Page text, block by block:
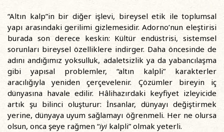
“Altın kalp”in bir diğer işlevi, bireysel etik ile toplumsal
yapı arasındaki gerilimi gizlemesidir. Adorno’nun eleştirisi
burada son derece keskin: Kültür endüstrisi, sistemsel
sorunları bireysel özelliklere indirger. Daha öncesinde de
adını andığımız yoksulluk, adaletsizlik ya da yabancılaşma
gibi yapısal problemler, “altın kalpli” karakterler
aracılığıyla yeniden çerçevelenir. Çözümler bireyin iç
dünyasına havale edilir. Hâlihazırdaki keyfiyet izleyicide
artık şu bilinci oluşturur: İnsanlar, dünyayı değiştirmek
yerine, dünyaya uyum sağlamayı öğrenmeli. Her ne olursa
olsun, onca şeye rağmen “iyi kalpli” olmak yeterli.